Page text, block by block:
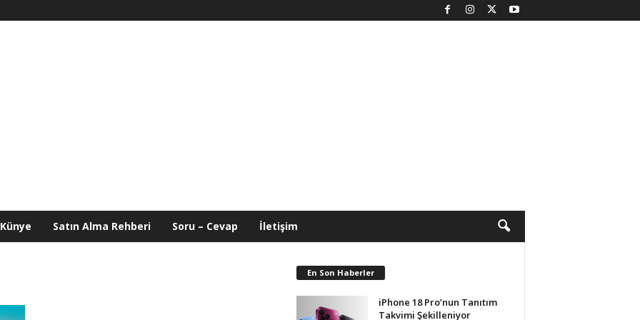
Künye Satın Alma Rehberi Soru – Cevap İletişim
En Son Haberler
iPhone 18 Pro’nun Tanıtım
Takvimi Şekilleniyor